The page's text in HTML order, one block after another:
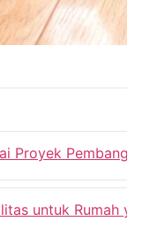
Proyek
untuk Rumah